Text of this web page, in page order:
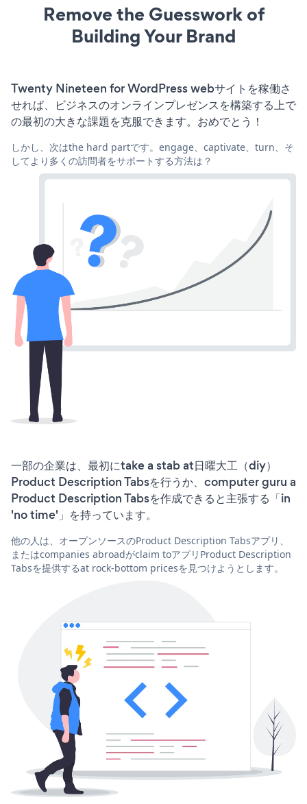
Remove the Guesswork of
Building Your Brand
Twenty Nineteen for WordPress webサイトを稼働さ
せれば、ビジネスのオンラインプレゼンスを構築する上で
の最初の大きな課題を克服できます。おめでとう！
しかし、次はthe hard partです。engage、captivate、turn、そ
してより多くの訪問者をサポートする方法は？
一部の企業は、最初にtake a stab at日曜大工（diy）
Product Description Tabsを行うか、computer guru a
Product Description Tabsを作成できると主張する「in
'no time'」を持っています。
他の人は、オープンソースのProduct Description Tabsアプリ、
またはcompanies abroadがclaim toアプリProduct Description
Tabsを提供するat rock-bottom pricesを見つけようとします。